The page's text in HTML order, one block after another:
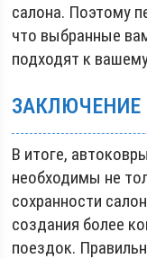
салона. Поэтому
что выбранные
подходят к
ЗАКЛЮЧЕНИЕ
В итоге,
необходимы не
сохранности
создания более
поездок.